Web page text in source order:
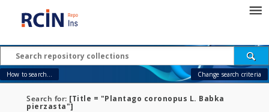
How to search... Change search criteria
Search for: [Title = "Plantago coronopus L. Babka
pierzasta"]